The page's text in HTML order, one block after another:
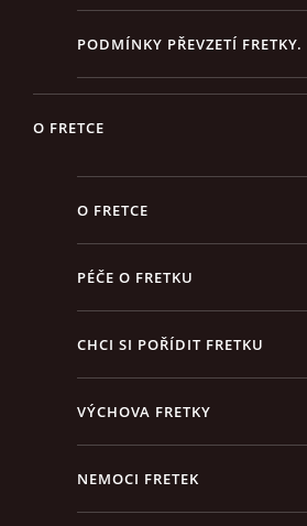
PODMÍNKY PŘEVZETÍ FRETKY.
O FRETCE
O FRETCE
PÉČE O FRETKU
CHCI SI POŘÍDIT FRETKU
VÝCHOVA FRETKY
NEMOCI FRETEK